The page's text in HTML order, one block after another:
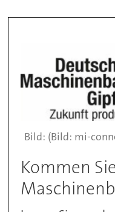
(Bild: mi-
Kommen